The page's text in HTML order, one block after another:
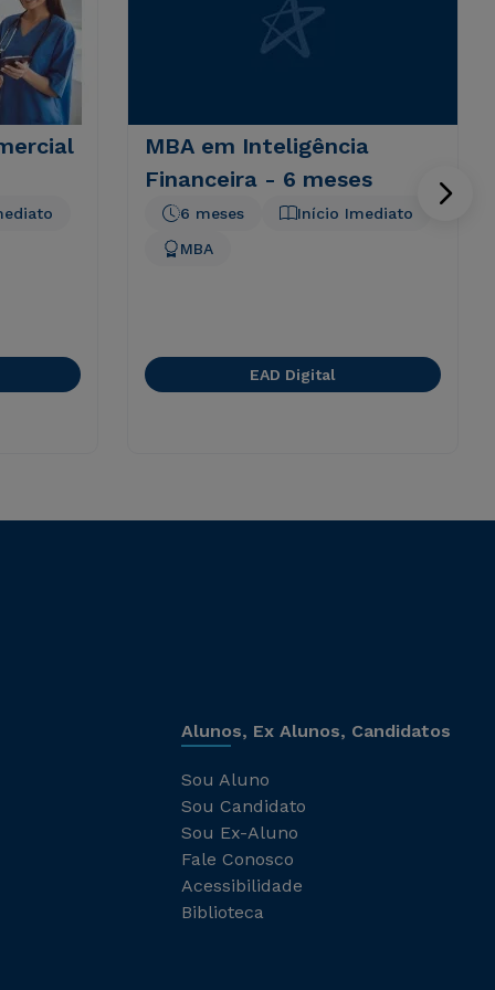
MBA em Inteligência
Financeira - 6 meses
Início Imediato
6 meses
MBA
EAD Digital
Alunos, Ex Alunos, Candidatos
Sou Aluno
Sou Candidato
Sou Ex-Aluno
Fale Conosco
Acessibilidade
Biblioteca